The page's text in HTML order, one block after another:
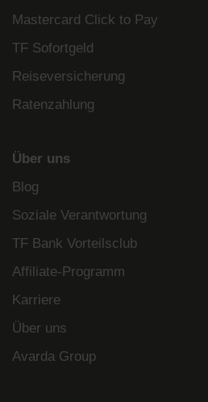
Mastercard Click to Pay
TF Sofortgeld
Reiseversicherung
Ratenzahlung
Über uns
Blog
Soziale Verantwortung
TF Bank Vorteilsclub
Affiliate-Programm
Karriere
Über uns
Avarda Group